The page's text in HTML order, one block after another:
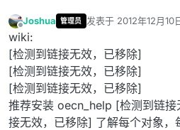
离线
Joshua 管理员 发表于 2012年12月10
最后由 编辑
wiki:
[检测到链接无效，已移除]
[检测到链接无效，已移除]
[检测到链接无效，已移除]
推荐安装 oecn_help [检测到链
接无效，已移除] 了解每个对象，